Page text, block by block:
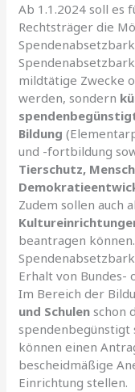
Ab 1.1.2024 soll es
Rechtsträger die
mildtätige Zwecke
werden, sondern
Bildung
und -fortbildung
Tierschutz,
Zudem sollen auch
beantragen
Erhalt von Bundes-
Im Bereich der
und Schulen schon
spendenbegünstigt
können einen
bescheidmäßige
Einrichtung stellen.